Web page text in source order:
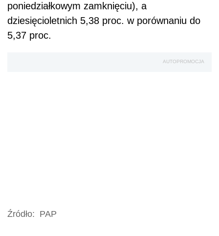
poniedziałkowym zamknięciu), a
dziesięcioletnich 5,38 proc. w porównaniu do
5,37 proc.
AUTOPROMOCJA
Źródło: PAP